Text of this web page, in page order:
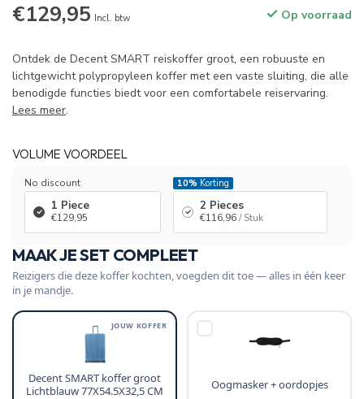
€129,95 Incl. btw Op voorraad
Ontdek de Decent SMART reiskoffer groot, een robuuste en
lichtgewicht polypropyleen koffer met een vaste sluiting, die alle
benodigde functies biedt voor een comfortabele reiservaring.
Lees meer.
VOLUME VOORDEEL
No discount
1 Piece
€129,95
10% Korting
2 Pieces
€116,96/ Stuk
MAAK JE SET COMPLEET
Reizigers die deze koffer kochten, voegden dit toe — alles in één keer
in je mandje.
JOUW KOFFER
Decent SMART koffer groot
Lichtblauw 77X54.5X32,5 CM
Oogmasker + oordopjes